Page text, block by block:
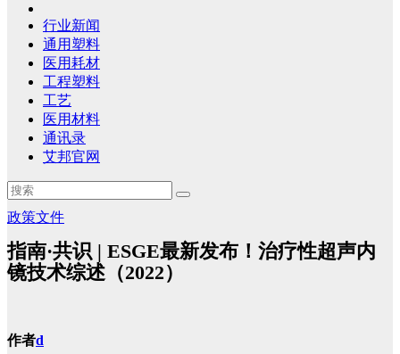
行业新闻
通用塑料
医用耗材
工程塑料
工艺
医用材料
通讯录
艾邦官网
政策文件
指南·共识 | ESGE最新发布！治疗性超声内
镜技术综述（2022）
作者d